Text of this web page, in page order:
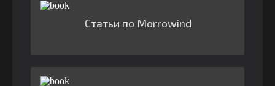
Статьи по Morrowind